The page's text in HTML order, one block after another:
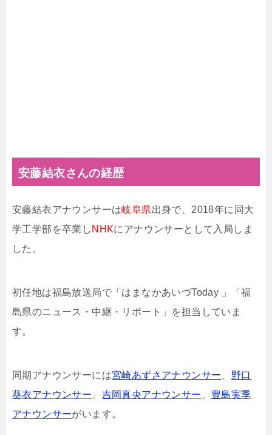
安藤結衣さんの経歴
安藤結衣アナウンサーは岐阜県出身で、2018年に同大
学工学部を卒業し NHKにアナウンサーとして入局しま
した。
初任地は福島放送局で「はまなかあいづToday 」「福
島県のニュース・中継・リポート」を担当していま
す。
同期アナウンサーには宮崎あずさアナウンサー
野口
葵衣アナウンサー
吉岡真央アナウンサー
豊島実季
アナウンサーがいます。